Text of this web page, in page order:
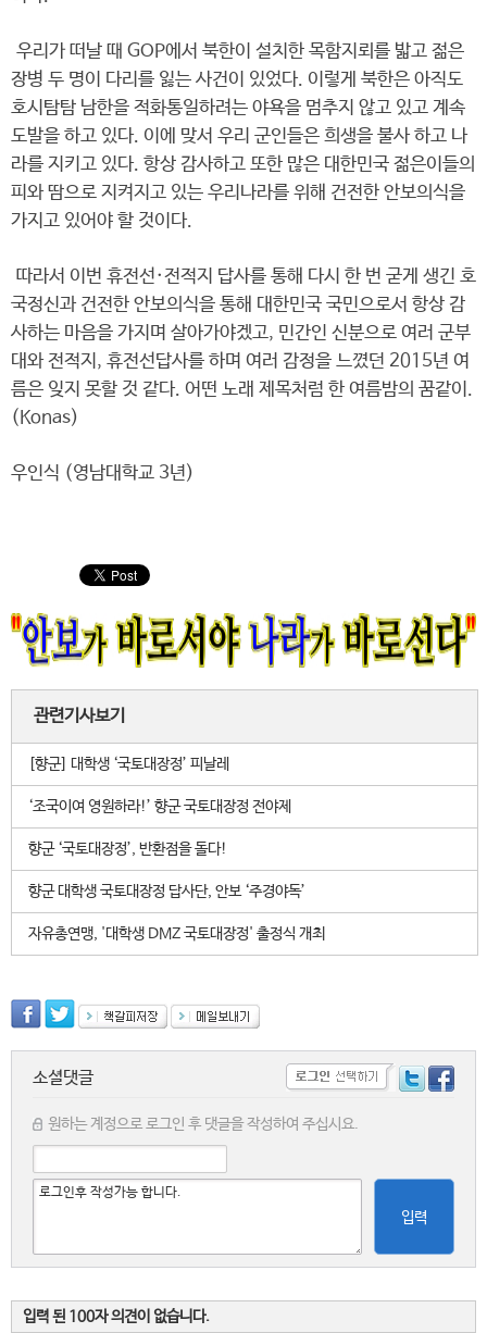
우리가 떠날 때 GOP에서 북한이 설치한 목함지뢰를 밟고 젊은
장병 두 명이 다리를 잃는 사건이 있었다. 이렇게 북한은 아직도
호시탐탐 남한을 적화통일하려는 야욕을 멈추지 않고 있고 계속
도발을 하고 있다. 이에 맞서 우리 군인들은 희생을 불사 하고 나
라를 지키고 있다. 항상 감사하고 또한 많은 대한민국 젊은이들의
피와 땀으로 지켜지고 있는 우리나라를 위해 건전한 안보의식을
가지고 있어야 할 것이다.
따라서 이번 휴전선·전적지 답사를 통해 다시 한 번 굳게 생긴 호
국정신과 건전한 안보의식을 통해 대한민국 국민으로서 항상 감
사하는 마음을 가지며 살아가야겠고, 민간인 신분으로 여러 군부
대와 전적지, 휴전선답사를 하며 여러 감정을 느꼈던 2015년 여
름은 잊지 못할 것 같다. 어떤 노래 제목처럼 한 여름밤의 꿈같이.
(Konas)
우인식 (영남대학교 3년)
관련기사보기
[향군] 대학생 ‘국토대장정’ 피날레
‘조국이여 영원하라!’ 향군 국토대장정 전야제
향군 ‘국토대장정’, 반환점을 돌다!
향군 대학생 국토대장정 답사단, 안보 ‘주경야독’
자유총연맹, '대학생 DMZ 국토대장정' 출정식 개최
소셜댓글
원하는 계정으로 로그인 후 댓글을 작성하여 주십시요.
입력
입력 된 100자 의견이 없습니다.